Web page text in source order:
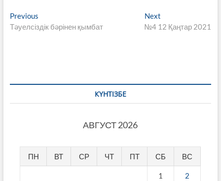
Навигация
по
PreviousPrevious
post:
Тәуелсіздік бәрінен қымбат
Next
post:
№4 12 Қаңтар 2021
КҮНТІЗБЕ
АВГУСТ 2026
ПН ВТ СР ЧТ ПТ СБ ВС
1 2